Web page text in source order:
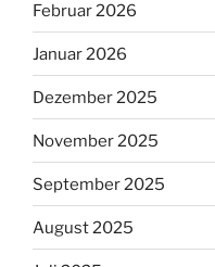
Februar 2026
Januar 2026
Dezember 2025
November 2025
September 2025
August 2025